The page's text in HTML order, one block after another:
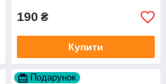
190 ₴
Купити
Подарунок